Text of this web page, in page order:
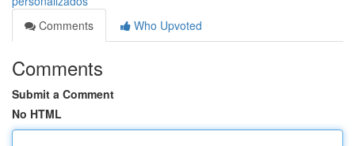
Comments
Who Upvoted
Comments
Submit a Comment
No HTML